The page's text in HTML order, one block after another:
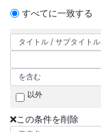
すべてに一致する
以外
この条件を削除